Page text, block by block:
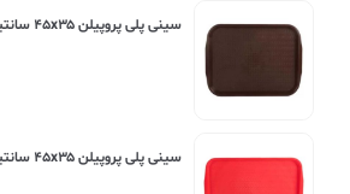
سینی پلی پروپیلن ۴۵x۳۵ سانتیمتری قهوه ای کیچن تک
سینی پلی پروپیلن ۴۵x۳۵ سانتیمتری قرمز کیچن تک